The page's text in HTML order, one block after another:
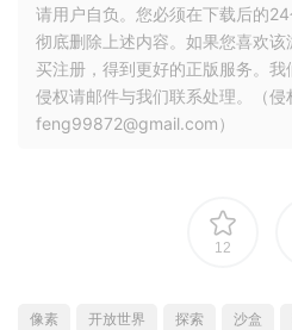
请用户自负。您必须在下载后的
彻底删除上述内容。如果您喜欢
买注册，得到更好的正版服务。
侵权请邮件与我们联系处理。（侵
feng99872@gmail.com）
12
像素 开放世界 探索 沙盒